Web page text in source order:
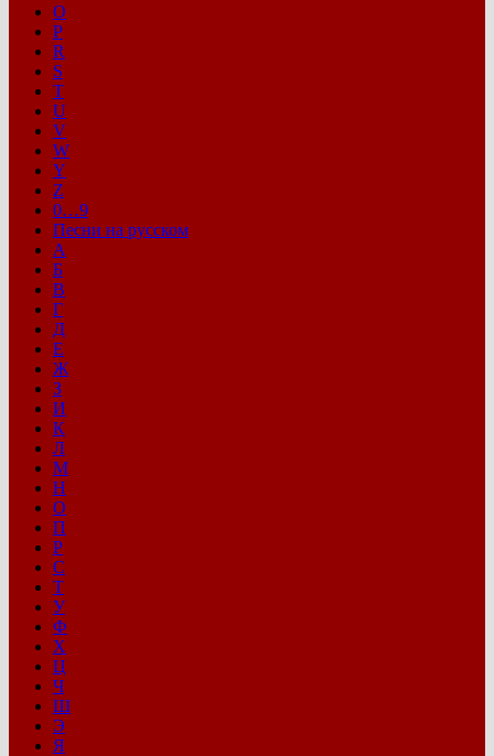
O
P
R
S
T
U
V
W
Y
Z
0…9
Песни на русском
А
Б
В
Г
Д
Е
Ж
З
И
К
Л
М
Н
О
П
Р
С
Т
У
Ф
Х
Ц
Ч
Ш
Э
Я